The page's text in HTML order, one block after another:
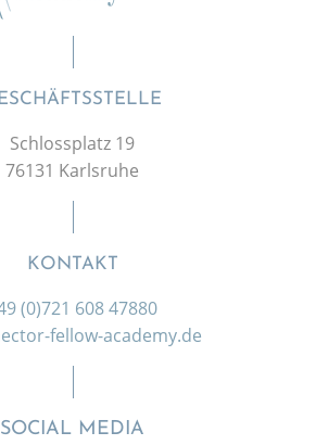
Schlossplatz 19
76131 Karlsruhe
KONTAKT
(0)721 608 47880
fellow-academy.de
SOCIAL MEDIA